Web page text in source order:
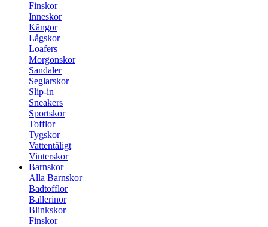
Finskor
Inneskor
Kängor
Lågskor
Loafers
Morgonskor
Sandaler
Seglarskor
Slip-in
Sneakers
Sportskor
Tofflor
Tygskor
Vattentåligt
Vinterskor
Barnskor
Alla Barnskor
Badtofflor
Ballerinor
Blinkskor
Finskor